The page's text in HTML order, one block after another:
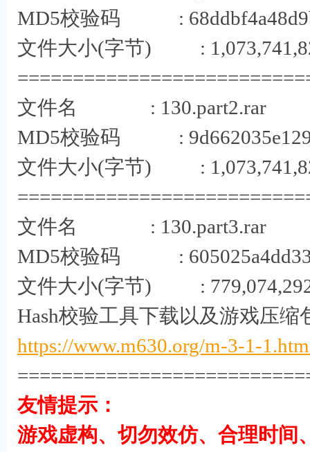
MD5校验码 :
文件大小(字节) :
文件名 : 130.part2.rar
MD5校验码 :
文件大小(字节) :
文件名 : 130.part3.rar
MD5校验码 :
文件大小(字节) :
Hash校验工具下载以及游戏压
https://www.m630.org/m-3-1-
友情提示：
游戏虚构、切勿效仿、合理时间